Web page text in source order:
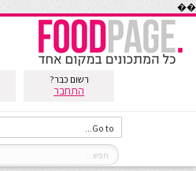
��
רשום כבר?
התחבר